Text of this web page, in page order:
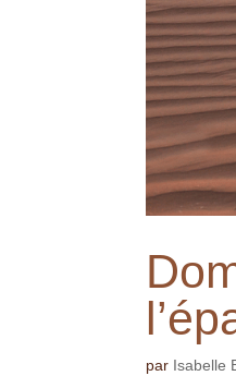
par Isabelle